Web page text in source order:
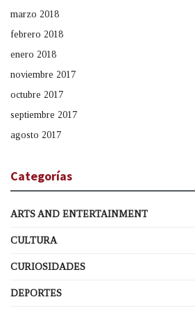
marzo 2018
febrero 2018
enero 2018
noviembre 2017
octubre 2017
septiembre 2017
agosto 2017
Categorías
ARTS AND ENTERTAINMENT
CULTURA
CURIOSIDADES
DEPORTES